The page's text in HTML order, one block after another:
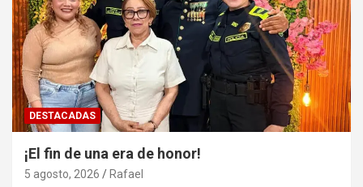
DESTACADAS
¡El fin de una era de honor!
5 agosto, 2026 Rafael